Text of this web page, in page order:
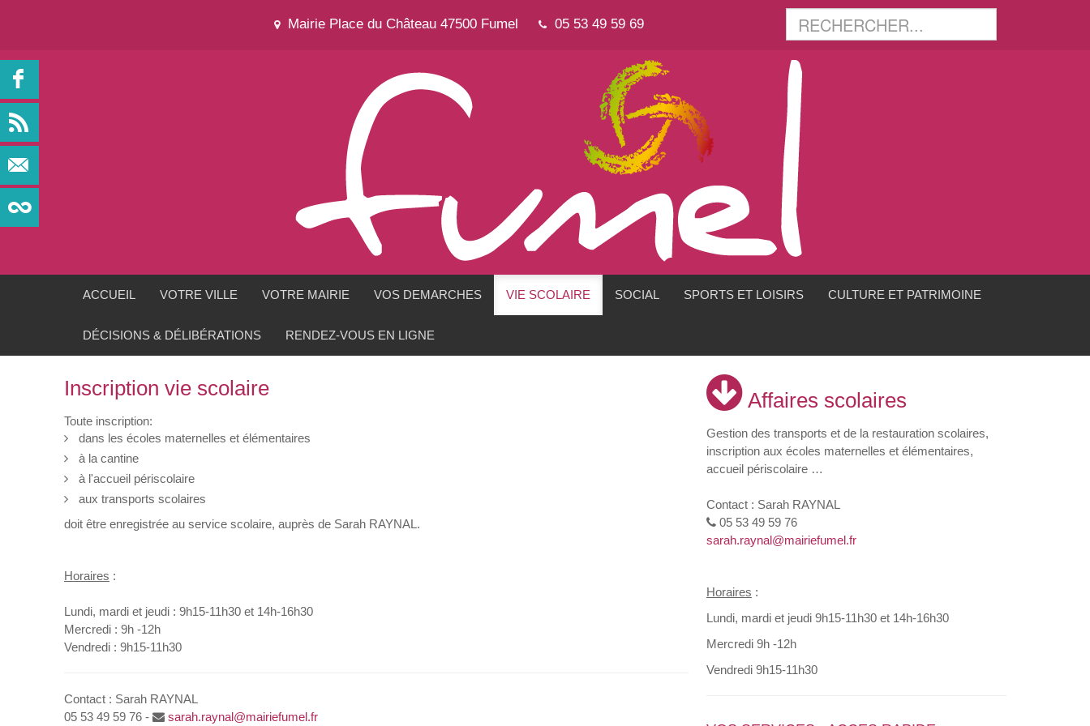
Mairie Place du Château 47500 Fumel 05 53 49 59 69
ACCUEIL VOTRE VILLE VOTRE MAIRIE VOS DEMARCHES VIE SCOLAIRE SOCIAL SPORTS ET LOISIRS CULTURE ET PATRIMOINE
DÉCISIONS & DÉLIBÉRATIONS RENDEZ-VOUS EN LIGNE
Inscription vie scolaire
Toute inscription:
dans les écoles maternelles et élémentaires
à la cantine
à l'accueil périscolaire
aux transports scolaires
doit être enregistrée au service scolaire, auprès de Sarah RAYNAL.
Horaires :
Lundi, mardi et jeudi : 9h15-11h30 et 14h-16h30
Mercredi : 9h -12h
Vendredi : 9h15-11h30
Contact : Sarah RAYNAL
05 53 49 59 76 -
sarah.raynal@mairiefumel.fr
Affaires scolaires
Gestion des transports et de la restauration scolaires,
inscription aux écoles maternelles et élémentaires,
accueil périscolaire …
Contact : Sarah RAYNAL
05 53 49 59 76
sarah.raynal@mairiefumel.fr
Horaires :
Lundi, mardi et jeudi 9h15-11h30 et 14h-16h30
Mercredi 9h -12h
Vendredi 9h15-11h30